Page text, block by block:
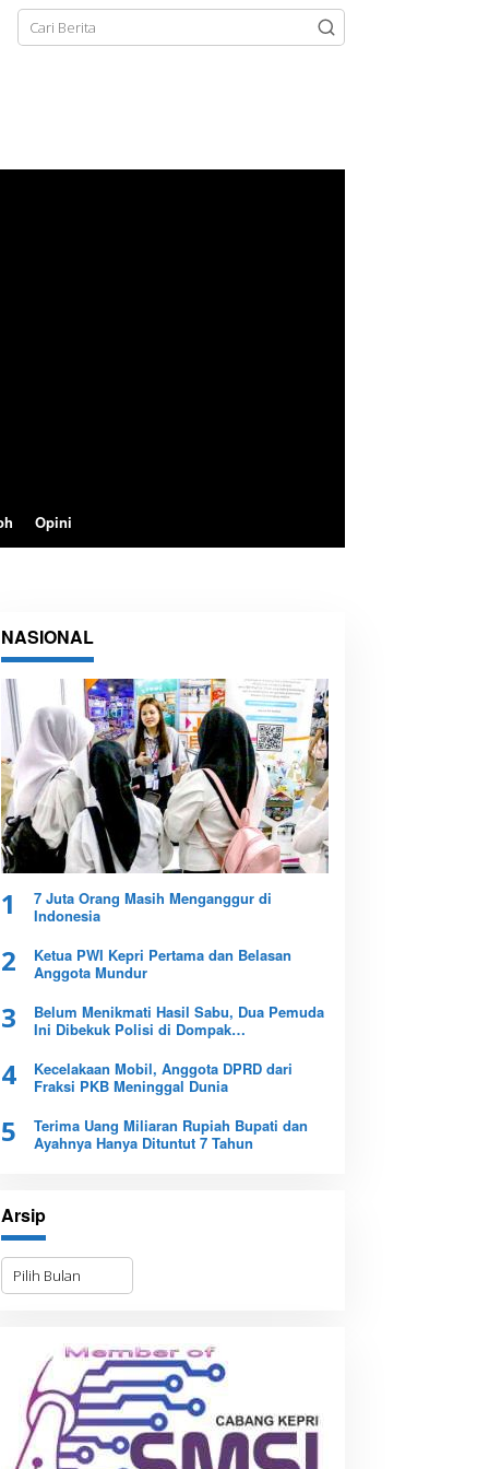
Opini
NASIONAL
1
7 Juta Orang Masih Menganggur di
Indonesia
2
Ketua PWI Kepri Pertama dan Belasan
Anggota Mundur
3
Belum Menikmati Hasil Sabu, Dua Pemuda
Ini Dibekuk Polisi di Dompak
4
Kecelakaan Mobil, Anggota DPRD dari
Fraksi PKB Meninggal Dunia
5
Terima Uang Miliaran Rupiah Bupati dan
Ayahnya Hanya Dituntut 7 Tahun
Arsip
A
s